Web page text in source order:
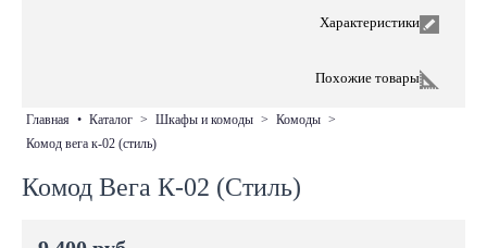
Характеристики
Похожие товары
главная • каталог > шкафы и комоды > комоды >
комод вега к-02 (стиль)
Комод Вега К-02 (Стиль)